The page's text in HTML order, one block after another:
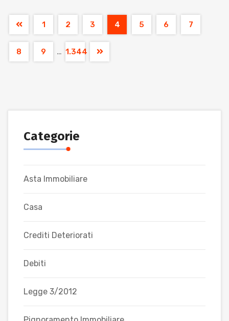
1 2 3 4 5 6 7
8 9 … 1.344
Categorie
Asta Immobiliare
Casa
Crediti Deteriorati
Debiti
Legge 3/2012